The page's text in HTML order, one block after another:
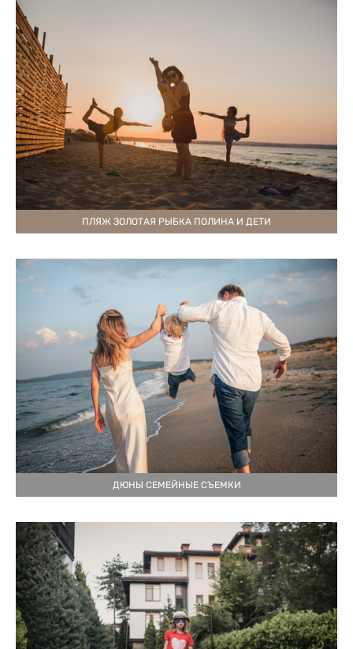
ПЛЯЖ ЗОЛОТАЯ РЫБКА ПОЛИНА И ДЕТИ
ДЮНЫ СЕМЕЙНЫЕ СЪЕМКИ